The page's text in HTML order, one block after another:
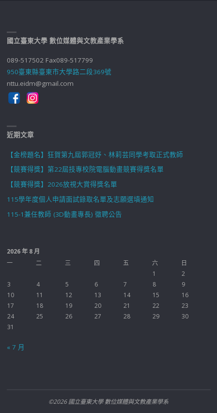
國立臺東大學 數位媒體與文教產業學系
089-517502 Fax089-517799
950臺東縣臺東市大學路二段369號
nttu.eidm@gmail.com
近期文章
【金榜題名】狂賀第九屆郭冠妤、林莉芸同學考取正式教師
【競賽得獎】第22屆技專校院電腦動畫競賽得獎名單
【競賽得獎】2026放視大賞得獎名單
115學年度個人申請面試錄取名單及志願選填通知
115-1兼任教師 (3D動畫專長) 徵聘公告
2026 年 8 月
一
二 三 四 五 六
日
1
2
3
4 5 6 7 8
9
10
11 12 13 14 15
16
17
18 19 20 21 22
23
24
25 26 27 28 29
30
31
« 7 月
©2026 國立臺東大學 數位媒體與文教產業學系